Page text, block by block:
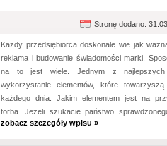
Stronę dodano:
Każdy przedsiębiorca doskonale wie jak
reklama i budowanie świadomości marki.
na to jest wiele. Jednym z
wykorzystanie elementów, które
każdego dnia. Jakim elementem jest na
torba. Jeżeli szukacie państwo
zobacz szczegóły wpisu »